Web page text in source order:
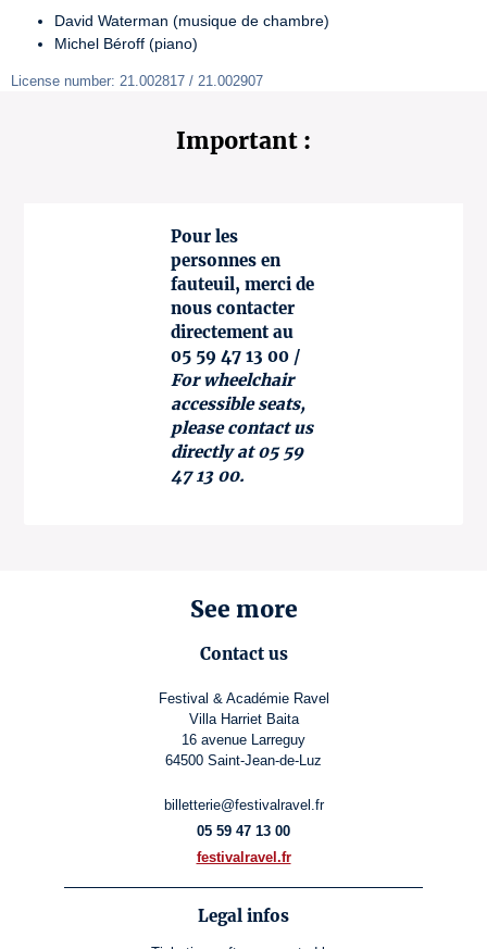
David Waterman (musique de chambre)
Michel Béroff (piano)
License number: 21.002817 / 21.002907
Important :
Pour les
personnes en
fauteuil, merci de
nous contacter
directement au
05 59 47 13 00 /
For wheelchair
accessible seats,
please contact us
directly at 05 59
47 13 00.
See more
Contact us
Festival & Académie Ravel
Villa Harriet Baita
16 avenue Larreguy
64500 Saint-Jean-de-Luz
billetterie@festivalravel.fr
05 59 47 13 00
festivalravel.fr
Legal infos